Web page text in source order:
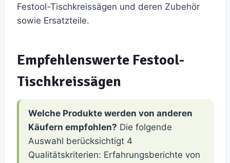
Festool-Tischkreissägen und deren Zubehör
sowie Ersatzteile.
Empfehlenswerte Festool-
Tischkreissägen
Welche Produkte werden von anderen
Käufern empfohlen? Die folgende
Auswahl berücksichtigt 4
Qualitätskriterien: Erfahrungsberichte von